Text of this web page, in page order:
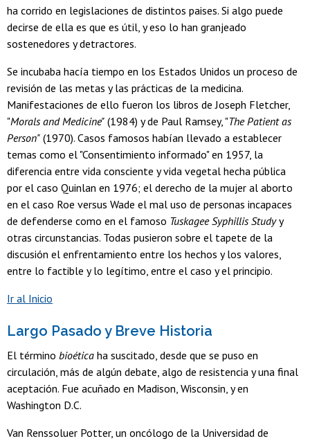
ha corrido en legislaciones de distintos paises. Si algo puede
decirse de ella es que es útil, y eso lo han granjeado
sostenedores y detractores.
Se incubaba hacía tiempo en los Estados Unidos un proceso de
revisión de las metas y las prácticas de la medicina.
Manifestaciones de ello fueron los libros de Joseph Fletcher,
"Morals and Medicine" (1984) y de Paul Ramsey, "The Patient as
Person" (1970). Casos famosos habían llevado a establecer
temas como el "Consentimiento informado" en 1957, la
diferencia entre vida consciente y vida vegetal hecha pública
por el caso Quinlan en 1976; el derecho de la mujer al aborto
en el caso Roe versus Wade el mal uso de personas incapaces
de defenderse como en el famoso Tuskagee Syphillis Studyy
otras circunstancias. Todas pusieron sobre el tapete de la
discusión el enfrentamiento entre los hechos y los valores,
entre lo factible y lo legítimo, entre el caso y el principio.
Ir al Inicio
Largo Pasado y Breve Historia
El término bioética ha suscitado, desde que se puso en
circulación, más de algún debate, algo de resistencia y una final
aceptación. Fue acuñado en Madison, Wisconsin, y en
Washington D.C.
Van Renssoluer Potter, un oncólogo de la Universidad de